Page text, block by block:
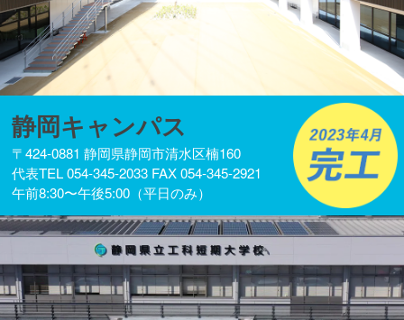
静岡キャンパス
〒424-0881 静岡県静岡市清水区楠160
代表TEL 054-345-2033 FAX 054-345-2921
午前8:30〜午後5:00（平日のみ）